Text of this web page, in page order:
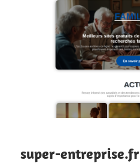
super-entreprise.fr